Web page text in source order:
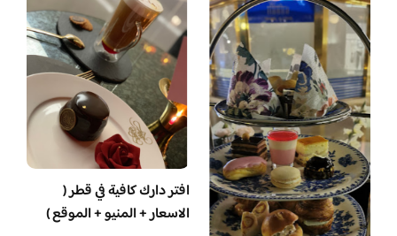
افتر دارك كافية في قطر (
الاسعار + المنيو + الموقع )